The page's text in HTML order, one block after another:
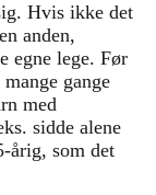
Hvis ikke det
anden,
egne lege. Før
gange
med
sidde alene
årig, som det